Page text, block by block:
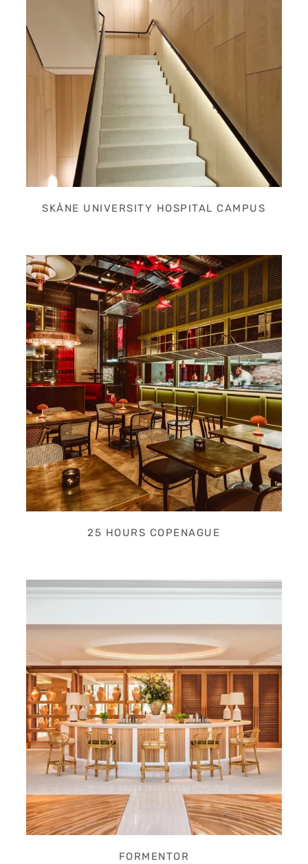
SKÅNE UNIVERSITY HOSPITAL CAMPUS
25 HOURS COPENAGUE
FORMENTOR